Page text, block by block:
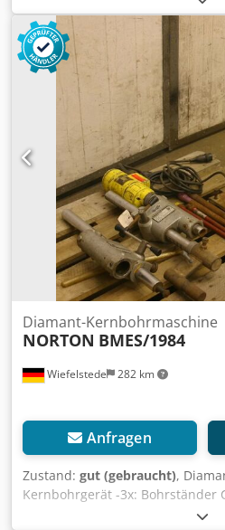
mm -Schnellwechselaufnahme -
A Sm Aoljha
Wiefelstede 282 km
Diamant-Kernbohrmaschine
NORTON BMES/1984
Anfragen
Zustand: gut (gebraucht),
Kernbohrgerät -3x: Bohrständer
max. Bohrleistung: Ø 60 mm -